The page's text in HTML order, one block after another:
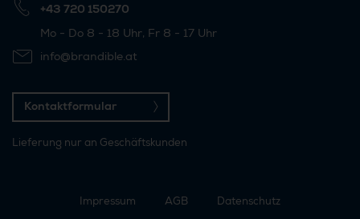
+43 720 150270
Mo - Do 8 - 18 Uhr, Fr 8 - 17 Uhr
info@brandible.at
Kontaktformular
Lieferung nur an Geschäftskunden
Impressum AGB Datenschutz